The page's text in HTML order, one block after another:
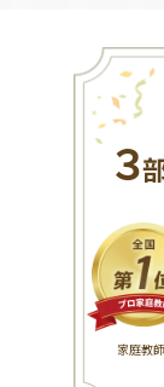
３
家庭教